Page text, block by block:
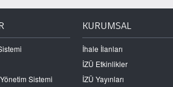
Sistemi
KURUMSAL
İhale İlanları
İZÜ Etkinlikler
İZÜ Yayınları